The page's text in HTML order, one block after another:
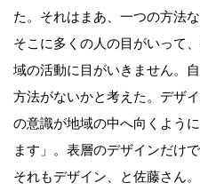
た。それはまあ、一つの方法
そこに多くの人の目がいって
域の活動に目がいきません。
方法がないかと考えた。デザ
の意識が地域の中へ向くよう
ます」。表層のデザインだけ
それもデザイン、と佐藤さん。